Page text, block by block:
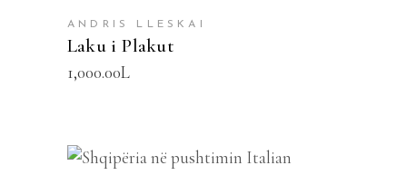
ANDRIS LLESKAI
Laku i Plakut
1,000.00L
SHTOJE NË SHPORTË